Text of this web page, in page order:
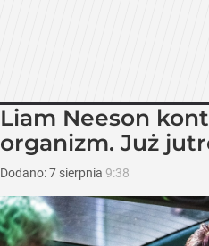
Liam Neeson
organizm. Już
Dodano:7 sierpnia 9:38